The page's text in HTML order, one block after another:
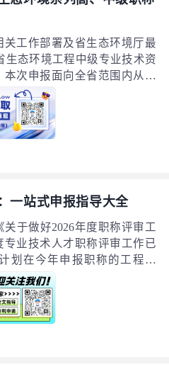
工作部署及省生态环境厅最
生态环境工程中级专业技术资
次申报面向全省范围内从事
态修复、环评编制、环保运
、污染防治设计、环保检验
职称既是个人专业技术能力
聘、薪资晋升、企业资质维
进落户的核心依据。为方便
围、学历资历申报条件、继
线上申报流程、等核心要点
条件的从业人员尽早规划筹
期内完成网上填报提交与线
唯一一次申报机会，所有申
省生态环境厅官方发布文件
一站式申报指导大全
于做好2026年度职称评审工
业技术人才职称评审工作已
划在今年申报职称的工程师
职称晋升路径一般为：技术
（中级职称） → 高级工程师
正高）。一、关注时间节点：
江苏省职称评审工作现已全面
时间有所不同，请务必以所